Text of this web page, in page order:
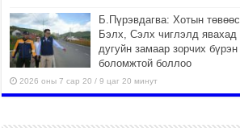
Б.Пүрэвдагва: Хотын төвөөс
Бэлх, Сэлх чиглэлд явахад
дугуйн замаар зорчих бүрэн
боломжтой боллоо
2026 оны 7 сар 20 / 9 цаг 20 минут